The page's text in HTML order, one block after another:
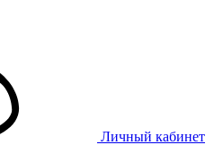
Личный кабинет